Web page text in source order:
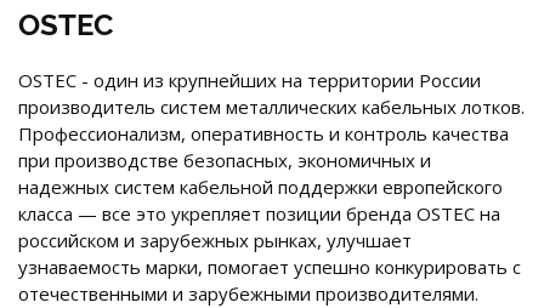
OSTEC
OSTEC - один из крупнейших на территории России
производитель систем металлических кабельных лотков.
Профессионализм, оперативность и контроль качества
при производстве безопасных, экономичных и
надежных систем кабельной поддержки европейского
класса — все это укрепляет позиции бренда OSTEC на
российском и зарубежных рынках, улучшает
узнаваемость марки, помогает успешно конкурировать с
отечественными и зарубежными производителями.